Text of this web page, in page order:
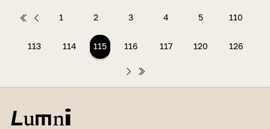
1 2 3 4 5 110
113 114 115 116 117 120 126